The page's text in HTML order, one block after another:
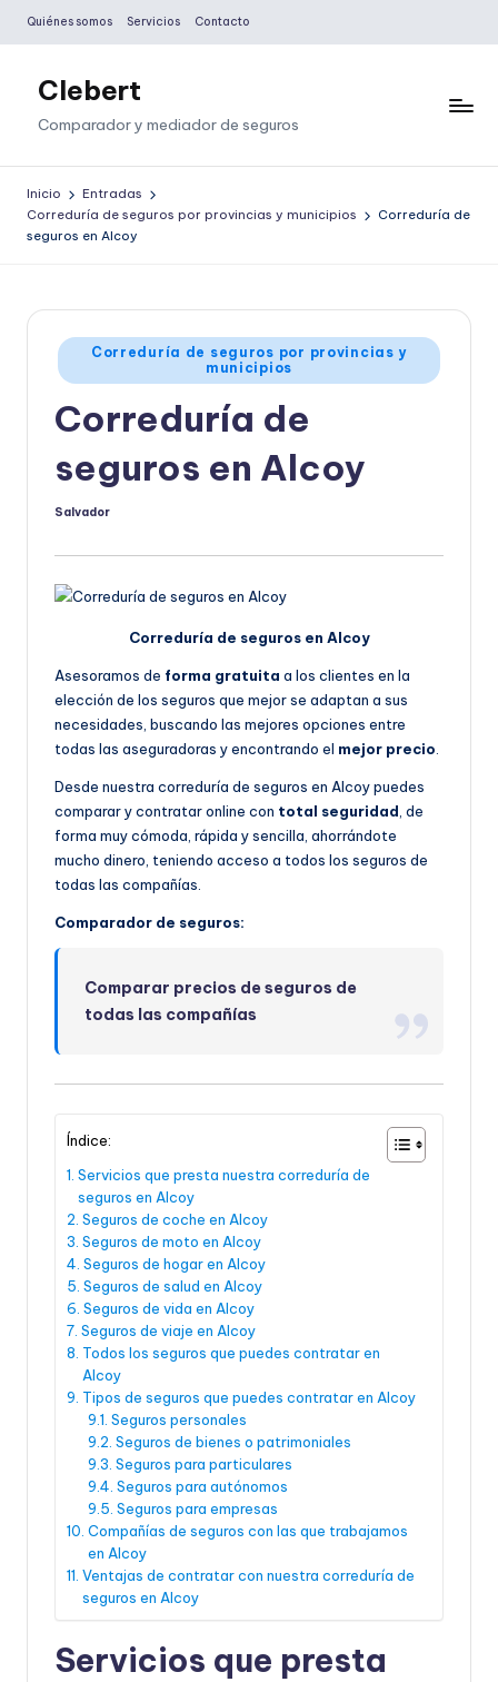
Saltar
contenido
Quiénes somos Servicios Contacto
Clebert
Comparador y mediador de seguros
Inicio
Entradas
Correduría de seguros por provincias y municipios
Correduría de
seguros en Alcoy
Publicado
en
Correduría de seguros por provincias y
municipios
Correduría de
seguros en Alcoy
Publicado
Salvador
Correduría de seguros en Alcoy
Asesoramos de forma gratuita a los clientes en la
elección de los seguros que mejor se adaptan a sus
necesidades, buscando las mejores opciones entre
todas las aseguradoras y encontrando el mejor precio.
Desde nuestra correduría de seguros en Alcoy puedes
comparar y contratar online con total seguridad, de
forma muy cómoda, rápida y sencilla, ahorrándote
mucho dinero, teniendo acceso a todos los seguros de
todas las compañías.
Comparador de seguros:
Comparar precios de seguros de
todas las compañías
Índice:
Servicios que presta nuestra correduría de
seguros en Alcoy
Seguros de coche en Alcoy
Seguros de moto en Alcoy
Seguros de hogar en Alcoy
Seguros de salud en Alcoy
Seguros de vida en Alcoy
Seguros de viaje en Alcoy
Todos los seguros que puedes contratar en
Alcoy
Tipos de seguros que puedes contratar en Alcoy
Seguros personales
Seguros de bienes o patrimoniales
Seguros para particulares
Seguros para autónomos
Seguros para empresas
Compañías de seguros con las que trabajamos
en Alcoy
Ventajas de contratar con nuestra correduría de
seguros en Alcoy
Servicios que presta